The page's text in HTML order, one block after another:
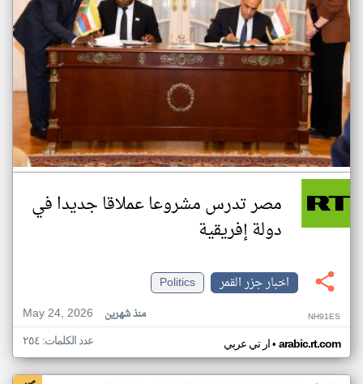
مصر تدرس مشروعا عملاقا جديدا في
دولة إفريقية
اخبار جزر القمر
Politics
May 24, 2026
منذ شهرين NH91ES
ار تي عربي• arabic.rt.com عدد الكلمات: ٢٥٤